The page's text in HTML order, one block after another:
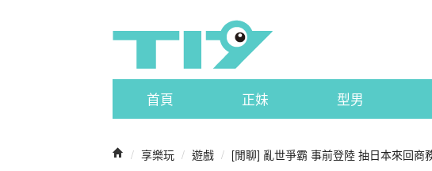
首頁 正妹 型男
/ 享樂玩 / 遊戲 / [閒聊] 亂世爭霸 事前登陸 抽日本來回商